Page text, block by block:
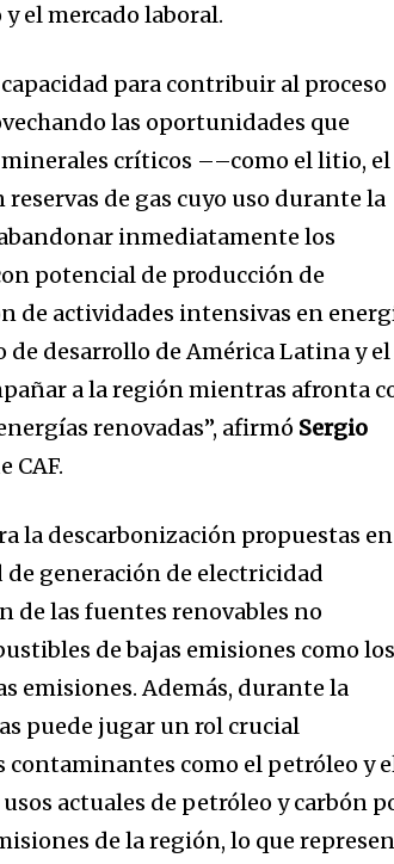
our website or click
us.
I've read and
el mercado laboral.
para contribuir al proceso
las oportunidades que
minerales críticos ––como el litio, el
de gas cuyo uso durante la
inmediatamente los
potencial de producción de
de actividades intensivas en
de desarrollo de América Latina y el
a la región mientras afronta
renovadas”, afirmó Sergio
CAF.
la descarbonización propuestas
de generación de electricidad
de las fuentes renovables no
de bajas emisiones como los
emisiones. Además, durante la
puede jugar un rol crucial
como el petróleo y
actuales de petróleo y carbón
de la región, lo que